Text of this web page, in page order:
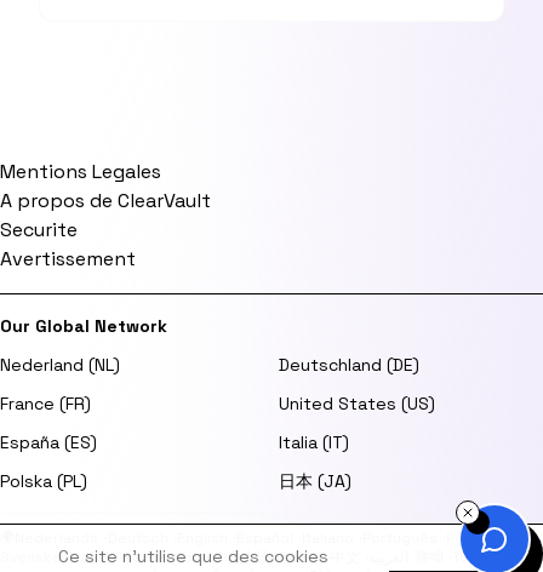
Mentions Legales
A propos de ClearVault
Securite
Avertissement
Our Global Network
Nederland (NL)
Deutschland (DE)
France (FR)
United States (US)
España (ES)
Italia (IT)
Polska (PL)
日本 (JA)
Polski
Svenska ·Dansk Norsk ·Suomi 日本語 ·한국어 Türkçe
Ce site n'utilise que des cookies